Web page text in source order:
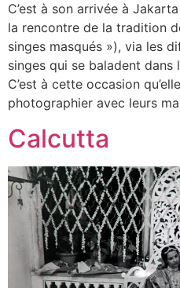
C’est à son arrivée à
la rencontre de la tradition
singes masqués »), via les
singes qui se baladent dans
C’est à cette occasion
photographier avec leurs
Calcutta